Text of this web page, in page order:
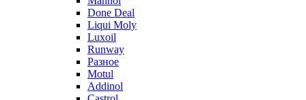
Done Deal
Liqui Moly
Luxoil
Runway
Разное
Motul
Addinol